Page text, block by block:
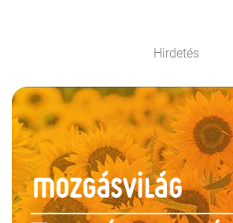
Hirdetés